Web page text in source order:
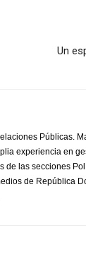
Un
Públicas.
experiencia en
de las secciones
de República